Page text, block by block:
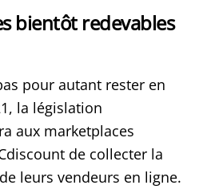
bientôt redevables
pour autant rester en
la législation
aux marketplaces
de collecter la
leurs vendeurs en ligne.